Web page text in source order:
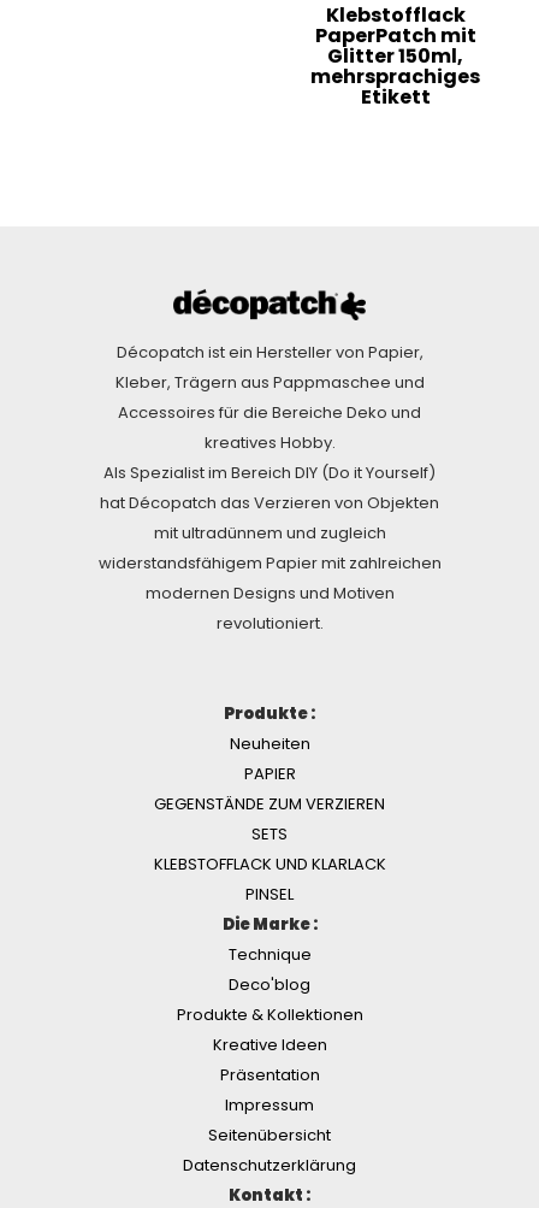
Klebstofflack
PaperPatch mit
Glitter 150ml,
mehrsprachiges
Etikett
Décopatch ist ein Hersteller von Papier,
Kleber, Trägern aus Pappmaschee und
Accessoires für die Bereiche Deko und
kreatives Hobby.
Als Spezialist im Bereich DIY (Do it Yourself)
hat Décopatch das Verzieren von Objekten
mit ultradünnem und zugleich
widerstandsfähigem Papier mit zahlreichen
modernen Designs und Motiven
revolutioniert.
Produkte :
Neuheiten
PAPIER
GEGENSTÄNDE ZUM VERZIEREN
SETS
KLEBSTOFFLACK UND KLARLACK
PINSEL
Die Marke :
Technique
Deco'blog
Produkte & Kollektionen
Kreative Ideen
Präsentation
Impressum
Seitenübersicht
Datenschutzerklärung
Kontakt :